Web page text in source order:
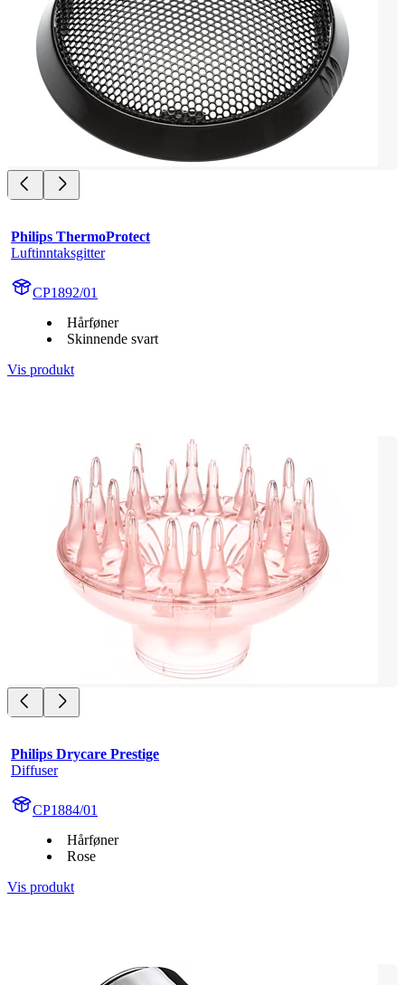
Philips ThermoProtect
Luftinntaksgitter
CP1892/01
Hårføner
Skinnende svart
Vis produkt
Philips Drycare Prestige
Diffuser
CP1884/01
Hårføner
Rose
Vis produkt